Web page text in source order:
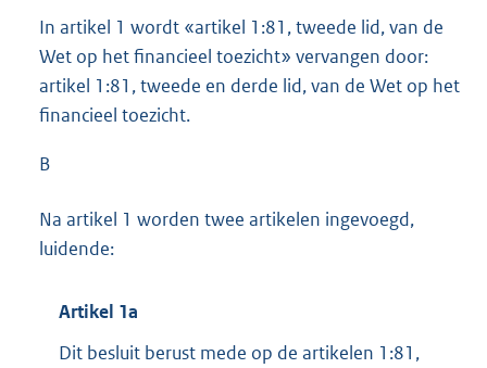
In artikel 1 wordt «artikel 1:81, tweede lid, van de
Wet op het financieel toezicht» vervangen door:
artikel 1:81, tweede en derde lid, van de Wet op het
financieel toezicht.
B
Na artikel 1 worden twee artikelen ingevoegd,
luidende:
Artikel 1a
Dit besluit berust mede op de artikelen 1:81,